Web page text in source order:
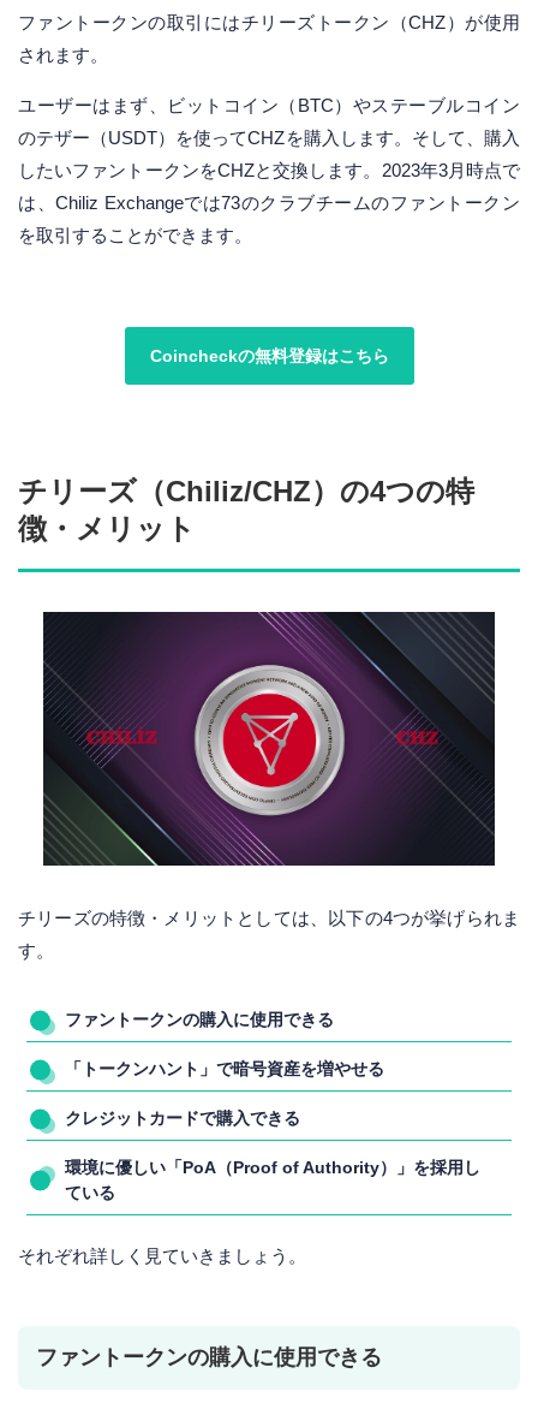
ファントークンの取引にはチリーズトークン（CHZ）が使用
されます。
ユーザーはまず、ビットコイン（BTC）やステーブルコイン
のテザー（USDT）を使ってCHZを購入します。そして、購入
したいファントークンをCHZと交換します。2023年3月時点で
は、Chiliz Exchangeでは73のクラブチームのファントークン
を取引することができます。
Coincheckの無料登録はこちら
チリーズ（Chiliz/CHZ）の4つの特
徴・メリット
チリーズの特徴・メリットとしては、以下の4つが挙げられま
す。
ファントークンの購入に使用できる
「トークンハント」で暗号資産を増やせる
クレジットカードで購入できる
環境に優しい「PoA（Proof of Authority）」を採用し
ている
それぞれ詳しく見ていきましょう。
ファントークンの購入に使用できる